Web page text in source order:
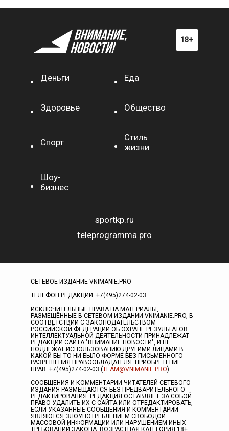
Деньги Еда
Здоровье Общество
Спорт
Стиль
жизни
Шоу-
бизнес
sportkp.ru
teleprogramma.pro
СЕТЕВОЕ ИЗДАНИЕ VNIMANIE.PRO
ТЕЛЕФОН РЕДАКЦИИ: +7(495)274-02-03
ИСКЛЮЧИТЕЛЬНЫЕ ПРАВА НА МАТЕРИАЛЫ,
РАЗМЕЩЁННЫЕ В СЕТЕВОМ ИЗДАНИИ VNIMANIE.PRO, В
СООТВЕТСТВИИ С ЗАКОНОДАТЕЛЬСТВОМ
РОССИЙСКОЙ ФЕДЕРАЦИИ ОБ ОХРАНЕ РЕЗУЛЬТАТОВ
ИНТЕЛЛЕКТУАЛЬНОЙ ДЕЯТЕЛЬНОСТИ ПРИНАДЛЕЖАТ
РЕДАКЦИИ САЙТА "ВНИМАНИЕ НОВОСТИ", И НЕ
ПОДЛЕЖАТ ИСПОЛЬЗОВАНИЮ ДРУГИМИ ЛИЦАМИ В
КАКОЙ БЫ ТО НИ БЫЛО ФОРМЕ БЕЗ ПИСЬМЕННОГО
РАЗРЕШЕНИЯ ПРАВООБЛАДАТЕЛЯ. ПРИОБРЕТЕНИЕ
ПРАВ: +7(495)274-02-03 (TEAM@VNIMANIE.PRO)
СООБЩЕНИЯ И КОММЕНТАРИИ ЧИТАТЕЛЕЙ СЕТЕВОГО
ИЗДАНИЯ РАЗМЕЩАЮТСЯ БЕЗ ПРЕДВАРИТЕЛЬНОГО
РЕДАКТИРОВАНИЯ. РЕДАКЦИЯ ОСТАВЛЯЕТ ЗА СОБОЙ
ПРАВО УДАЛИТЬ ИХ С САЙТА ИЛИ ОТРЕДАКТИРОВАТЬ,
ЕСЛИ УКАЗАННЫЕ СООБЩЕНИЯ И КОММЕНТАРИИ
ЯВЛЯЮТСЯ ЗЛОУПОТРЕБЛЕНИЕМ СВОБОДОЙ
МАССОВОЙ ИНФОРМАЦИИ ИЛИ НАРУШЕНИЕМ ИНЫХ